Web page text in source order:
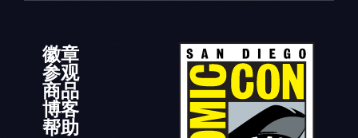
徽章
参观
商品
博客
帮助